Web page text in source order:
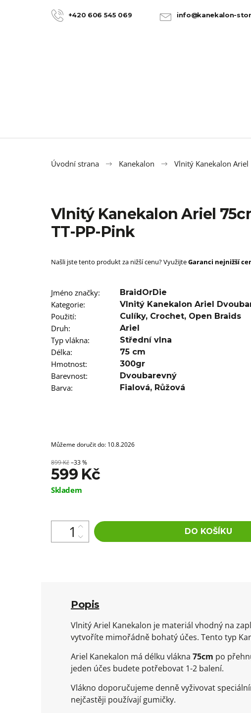
+420 606 545 069 info@kanekalon-
Úvodní strana Kanekalon Vlnitý Kanekalon Ariel
Vlnitý Kanekalon Ariel
TT-PP-Pink
Našli jste tento produkt za nižší cenu? VyužijteGaranci nejnižší
Jméno značky: BraidOrDie
Kategorie: Vlnitý Kanekalon Ariel
Použití: Culíky, Crochet, Open Braids
Druh: Ariel
Typ vlákna: Střední vlna
Délka: 75 cm
Hmotnost: 300gr
Barevnost: Dvoubarevný
Barva: Fialová, Růžová
Můžeme doručit do: 10.8.2026
899 Kč–33 %
599 Kč
Měrná
Skladem
DO KOŠÍKU
Popis
Vlnitý Ariel Kanekalon je materiál vhodný na
vytvoříte mimořádně bohatý účes. Tento typ
Ariel Kanekalon má délku vlákna 75cm po
jeden účes budete potřebovat 1-2 balení.
Vlákno doporučujeme denně vyživovat
nejčastěji používají gumičky.
100% JUMBO BRAID KANEKALON 22
SUPERBRAID
99 Kč
100%